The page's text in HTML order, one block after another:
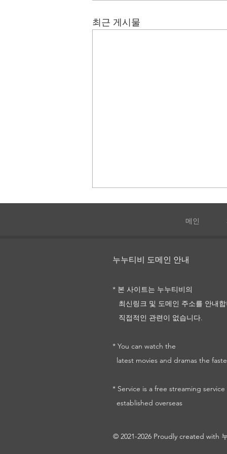
최근 게시물
메인
누누티비 도메인 안내
* 본 사이트는 누누티비의
최신링크 및 도메인 주소를 안내
직접적인 관련이 없습니다.
* You can watch the
latest movies and dramas the
* Service is a free streaming service
established overseas
© 2021-2026 Proudly created with